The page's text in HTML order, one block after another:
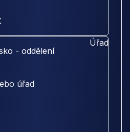
- oddělení
úřad
Úřad